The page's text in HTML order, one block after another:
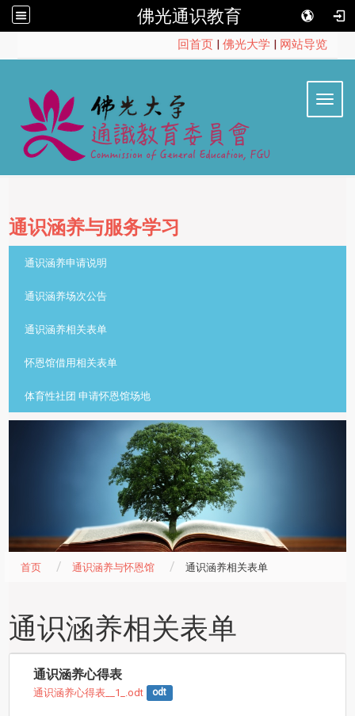
佛光通识教育
回首页| 佛光大学 | 网站导览
通识涵养与服务学习
通识涵养申请说明
通识涵养场次公告
通识涵养相关表单
怀恩馆借用相关表单
体育性社团 申请怀恩馆场地
首页 通识涵养与怀恩馆 通识涵养相关表单
通识涵养相关表单
通识涵养心得表
通识涵养心得表__1_.odt odt